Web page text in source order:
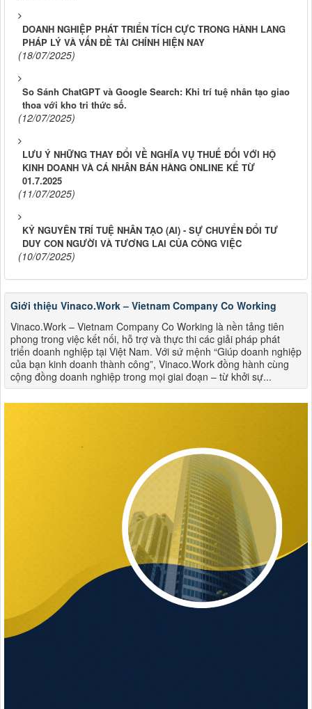
DOANH NGHIỆP PHÁT TRIỂN TÍCH CỰC TRONG HÀNH LANG
PHÁP LÝ VÀ VẤN ĐỀ TÀI CHÍNH HIỆN NAY
(18/07/2025)
So Sánh ChatGPT và Google Search: Khi trí tuệ nhân tạo giao
thoa với kho tri thức số.
(12/07/2025)
LƯU Ý NHỮNG THAY ĐỔI VỀ NGHĨA VỤ THUẾ ĐỐI VỚI HỘ
KINH DOANH VÀ CÁ NHÂN BÁN HÀNG ONLINE KỂ TỪ
01.7.2025
(11/07/2025)
KỶ NGUYÊN TRÍ TUỆ NHÂN TẠO (AI) - SỰ CHUYỂN ĐỔI TƯ
DUY CON NGƯỜI VÀ TƯƠNG LAI CỦA CÔNG VIỆC
(10/07/2025)
Giới thiệu Vinaco.Work – Vietnam Company Co Working
Vinaco.Work – Vietnam Company Co Working là nền tảng tiên
phong trong việc kết nối, hỗ trợ và thực thi các giải pháp phát
triển doanh nghiệp tại Việt Nam. Với sứ mệnh “Giúp doanh nghiệp
của bạn kinh doanh thành công”, Vinaco.Work đồng hành cùng
cộng đồng doanh nghiệp trong mọi giai đoạn – từ khởi sự...